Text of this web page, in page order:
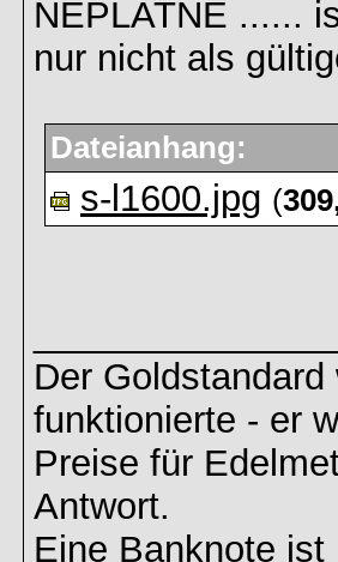
NEPLATNE ......
nur nicht als
Dateianhang:
s-l1600.jpg (
Der
funktionierte - er
Preise für
Antwort.
Eine Banknote